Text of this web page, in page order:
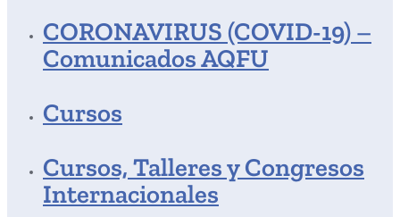
CORONAVIRUS (COVID-19) –
Comunicados AQFU
Cursos
Cursos, Talleres y Congresos
Internacionales